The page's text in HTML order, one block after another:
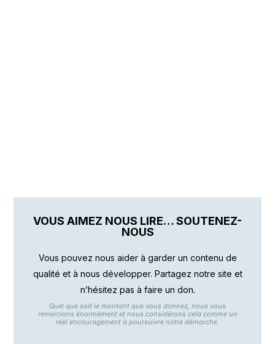
VOUS AIMEZ NOUS LIRE… SOUTENEZ-
NOUS
Vous pouvez nous aider à garder un contenu de
qualité et à nous développer. Partagez notre site et
n’hésitez pas à faire un don.
Quel que soit le montant que vous donnez, nous vous
remercions énormément et nous considérons cela comme un
réel encouragement à poursuivre notre démarche.